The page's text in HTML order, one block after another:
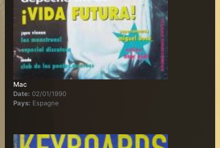
Mac
Date: 02/01/1990
Pays: Espagne